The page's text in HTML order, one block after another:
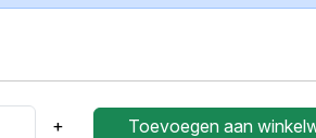
+ Toevoegen aan